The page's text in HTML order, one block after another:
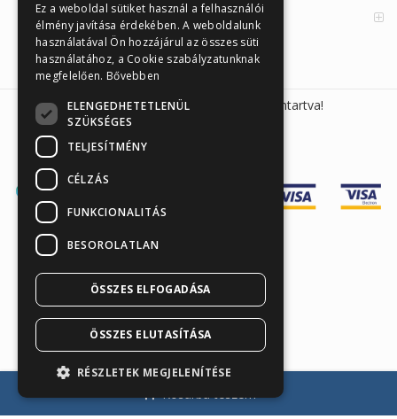
Kosárba teszem
Orvosi információk
Sunmed Kft. 2026 © Minden jog fenntartva!
Árukereső.hu
Ez a weboldal sütiket használ a felhasználói
élmény javítása érdekében. A weboldalunk
használatával Ön hozzájárul az összes süti
használatához, a Cookie szabályzatunknak
megfelelően. Bővebben
ELENGEDHETETLENÜL
SZÜKSÉGES
TELJESÍTMÉNY
CÉLZÁS
FUNKCIONALITÁS
BESOROLATLAN
ÖSSZES ELFOGADÁSA
ÖSSZES ELUTASÍTÁSA
RÉSZLETEK MEGJELENÍTÉSE